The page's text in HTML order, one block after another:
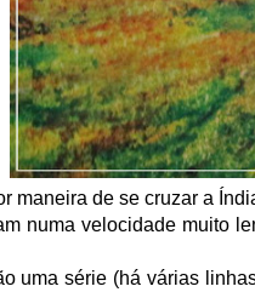
maneira de se cruzar a
numa velocidade muito
uma série (há várias